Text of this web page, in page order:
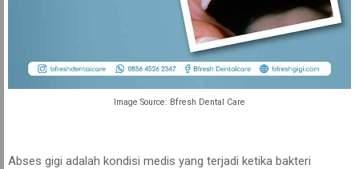
Image Source: Bfresh Dental Care
Abses gigi adalah kondisi medis yang terjadi ketika bakteri